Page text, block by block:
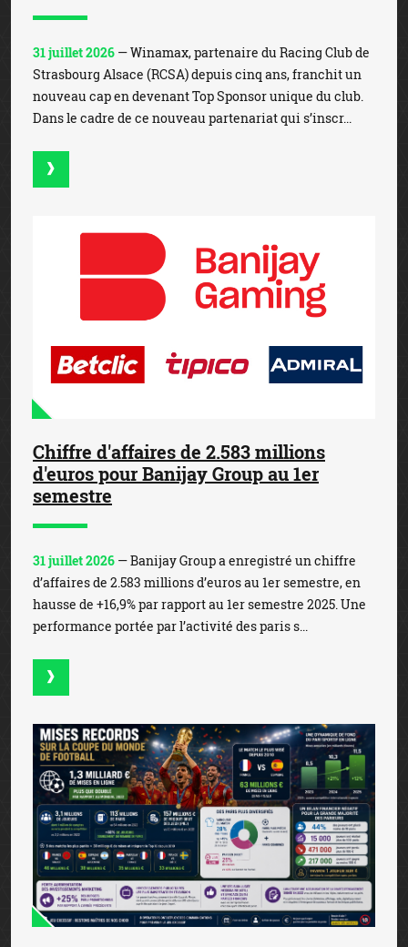
31 juillet 2026 — Winamax, partenaire du Racing Club de
Strasbourg Alsace (RCSA) depuis cinq ans, franchit un
nouveau cap en devenant Top Sponsor unique du club.
Dans le cadre de ce nouveau partenariat qui s’inscr...
Chiffre d'affaires de 2.583 millions
d'euros pour Banijay Group au 1er
semestre
31 juillet 2026 — Banijay Group a enregistré un chiffre
d’affaires de 2.583 millions d’euros au 1er semestre, en
hausse de +16,9% par rapport au 1er semestre 2025. Une
performance portée par l’activité des paris s...